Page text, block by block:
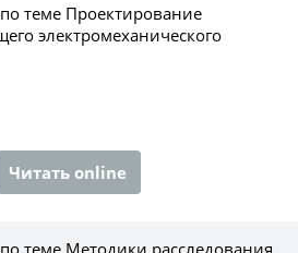
теме Проектирование
электромеханического
Читать online
теме Методики расследования